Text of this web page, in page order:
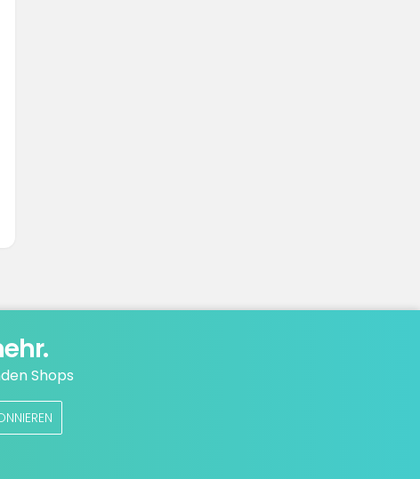
Shops